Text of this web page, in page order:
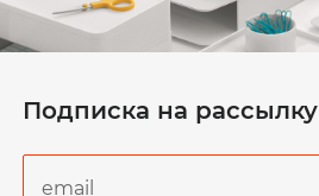
Подписка на рассылку